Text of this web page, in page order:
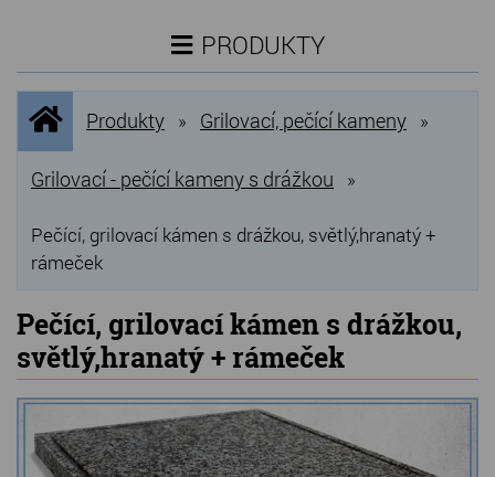
PRODUKTY
NOVINKY
NEJPRODÁVANĚJŠÍ
VÝPRODEJ
Produkty
Lávové grilovací kameny
Kamenné truhlíky
Chladící kostky a puky
Doplňky do kuchyně
Úvodní
stránka
Produkty » Grilovací, pečící kameny »
Grilovací - pečící kameny s drážkou »
Pečící, grilovací kámen s drážkou, světlý,hranatý +
rámeček
Pečící, grilovací kámen s drážkou,
světlý,hranatý + rámeček